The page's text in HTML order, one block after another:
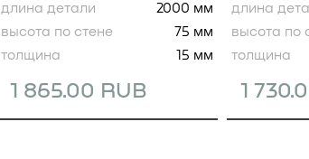
1 865.00 RUB
длина детали
2000 мм
высота по стене
75 мм
толщина
15 мм
1
длина
высота по
толщина